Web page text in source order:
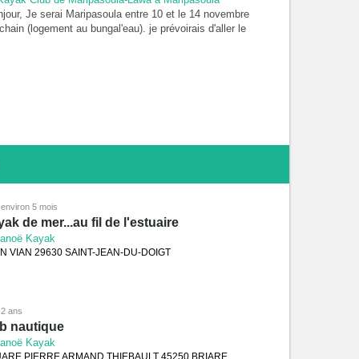
Je serai Maripasoula entre 10 et le 14 novembre
(logement au bungal'eau). je prévoirais d'aller le
5 mois
de mer...au fil de l'estuaire
Kayak
VIAN 29630 SAINT-JEAN-DU-DOIGT
ans
nautique
Kayak
PIERRE ARMAND THIEBAULT 45250 BRIARE